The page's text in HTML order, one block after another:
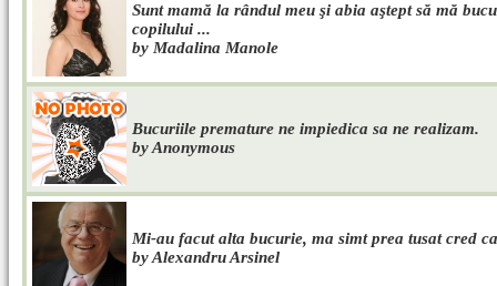
Sunt mamă la rândul meu şi abia aştept să mă
copilului ...
by Madalina Manole
Bucuriile premature ne impiedica sa ne realizam.
by Anonymous
Mi-au facut alta bucurie, ma simt prea tusat cred
by Alexandru Arsinel